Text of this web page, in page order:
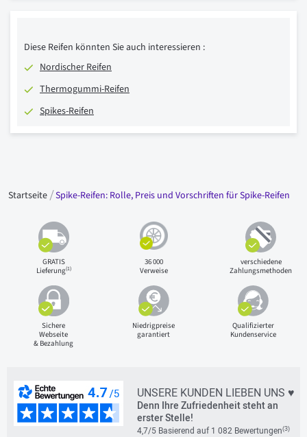
Diese Reifen könnten Sie auch interessieren :
Nordischer Reifen
Thermogummi-Reifen
Spikes-Reifen
Startseite Spike-Reifen: Rolle, Preis und Vorschriften für Spike-Reifen
GRATIS
Lieferung(1)
36 000
Verweise
verschiedene
Zahlungsmethoden
Sichere
Webseite
& Bezahlung
Niedrigpreise
garantiert
Qualifizierter
Kundenservice
UNSERE KUNDEN LIEBEN UNS ♥
Denn Ihre Zufriedenheit steht an
erster Stelle!
4,7/5 Basierend auf 1 082 Bewertungen(3)